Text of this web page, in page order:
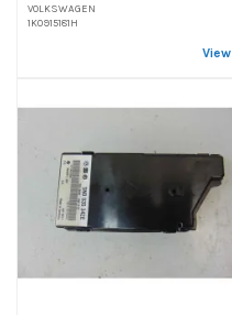
VOLKSWAGEN
1K0915181H
View